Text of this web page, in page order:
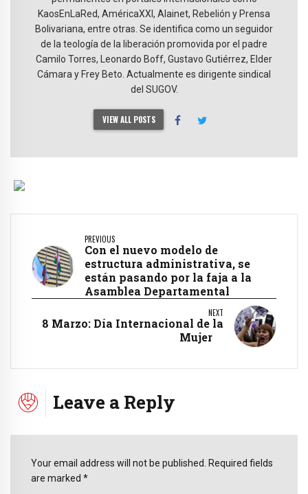
KaosEnLaRed, AméricaXXI, Alainet, Rebelión y Prensa
Bolivariana, entre otras. Se identifica como un seguidor
de la teología de la liberación promovida por el padre
Camilo Torres, Leonardo Boff, Gustavo Gutiérrez, Elder
Cámara y Frey Beto. Actualmente es dirigente sindical
del SUGOV.
VIEW ALL POSTS
PREVIOUS
Con el nuevo modelo de
estructura administrativa, se
están pasando por la faja a la
Asamblea Departamental
NEXT
8 Marzo: Día Internacional de la
Mujer
Leave a Reply
Your email address will not be published. Required fields
are marked *